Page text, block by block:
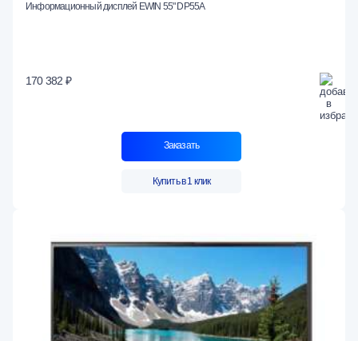
Информационный дисплей EWIN 55" DP55A
170 382 ₽
Заказать
Купить в 1 клик